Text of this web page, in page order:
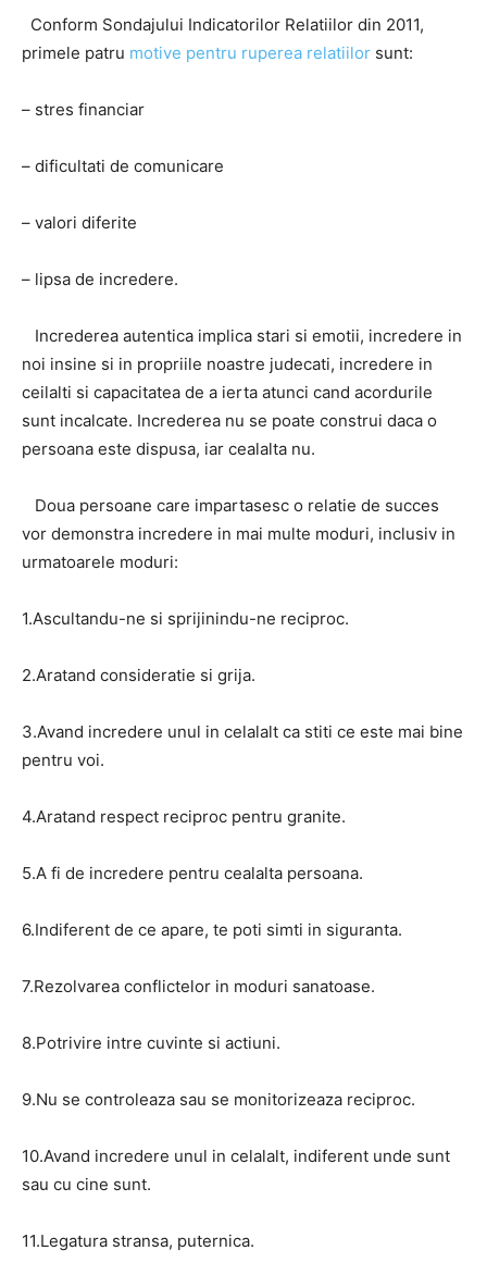
Conform Sondajului Indicatorilor Relatiilor din 2011,
primele patru motive pentru ruperea relatiilor sunt:
– stres financiar
– dificultati de comunicare
– valori diferite
– lipsa de incredere.
Increderea autentica implica stari si emotii, incredere in
noi insine si in propriile noastre judecati, incredere in
ceilalti si capacitatea de a ierta atunci cand acordurile
sunt incalcate. Increderea nu se poate construi daca o
persoana este dispusa, iar cealalta nu.
Doua persoane care impartasesc o relatie de succes
vor demonstra incredere in mai multe moduri, inclusiv in
urmatoarele moduri:
1.Ascultandu-ne si sprijinindu-ne reciproc.
2.Aratand consideratie si grija.
3.Avand incredere unul in celalalt ca stiti ce este mai bine
pentru voi.
4.Aratand respect reciproc pentru granite.
5.A fi de incredere pentru cealalta persoana.
6.Indiferent de ce apare, te poti simti in siguranta.
7.Rezolvarea conflictelor in moduri sanatoase.
8.Potrivire intre cuvinte si actiuni.
9.Nu se controleaza sau se monitorizeaza reciproc.
10.Avand incredere unul in celalalt, indiferent unde sunt
sau cu cine sunt.
11.Legatura stransa, puternica.